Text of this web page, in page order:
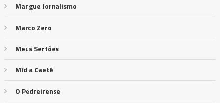
Mangue Jornalismo
Marco Zero
Meus Sertões
Mídia Caeté
O Pedreirense